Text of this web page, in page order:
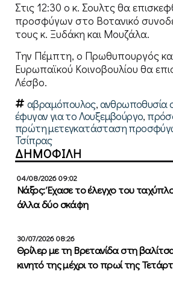
Στις 12:30 ο κ. Σουλτς θα
προσφύγων στο Βοτανικό
τους κ. Ξυδάκη και Μουζάλα.
Την Πέμπτη, ο Πρωθυπουργός
Ευρωπαϊκού Κοινοβουλίου θα
Λέσβο.
αβραμόπουλος,ανθρωποθυσία
έφυγαν για το Λουξεμβούργο,
πρώτη μετεγκατάσταση
Τσίπρας
ΔΗΜΟΦΙΛΗ
04/08/2026 09:02
Νάξος: Έχασε το έλεγχο του
άλλα δύο σκάφη
30/07/2026 08:26
Θρίλερ με τη Βρετανίδα στη
κινητό της μέχρι το πρωί της